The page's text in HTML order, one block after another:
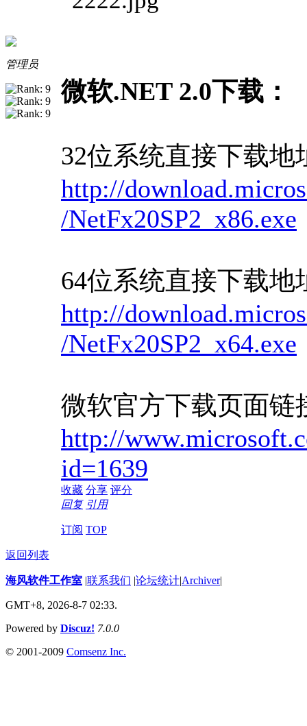
管理员
微软.NET 2.0下载：
32位系统直接下载地
http://
/NetFx20SP2_x86.exe
64位系统直接下载地
http://
/NetFx20SP2_x64.exe
微软官方下载页面链
http://
id=1639
收藏 分享 评分
回复 引用
订阅 TOP
返回列表
海风软件工作室 |联系我们 |论坛统计|Archiver|
GMT+8, 2026-8-7 02:33.
Powered by Discuz! 7.0.0
© 2001-2009 Comsenz Inc.